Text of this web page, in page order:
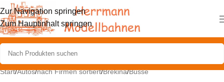
Zur Navigation springen
Zum Hauptinhalt springen
Start/Autos/nach Firmen sortiert/Brekina/Busse